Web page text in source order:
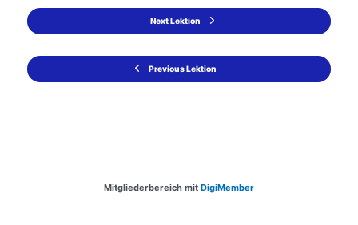
Previous Lektion
Next Lektion
Mitgliederbereich mit DigiMember